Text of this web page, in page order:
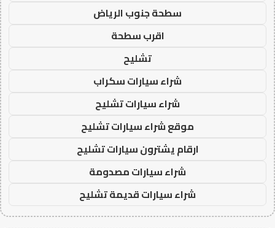
سطحة جنوب الرياض
اقرب سطحة
تشليح
شراء سيارات سكراب
شراء سيارات تشليح
موقع شراء سيارات تشليح
ارقام يشترون سيارات تشليح
شراء سيارات مصدومة
شراء سيارات قديمة تشليح